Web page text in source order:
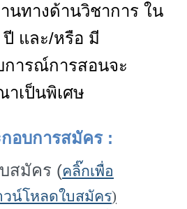
นทางด้านวิชาการ ใน
ปี และ/หรือ มี
การณ์การสอนจะ
าเป็นพิเศษ
กอบการสมัคร :
สมัคร (คลิ๊กเพื่อ
วน์โหลดใบสมัคร)